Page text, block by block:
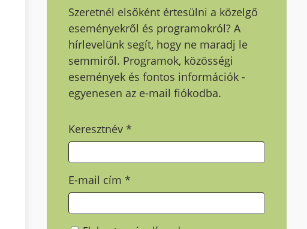
Szeretnél elsőként értesülni a közelgő
eseményekről és programokról? A
hírlevelünk segít, hogy ne maradj le
semmiről. Programok, közösségi
események és fontos információk -
egyenesen az e-mail fiókodba.
Keresztnév*
E-mail cím*